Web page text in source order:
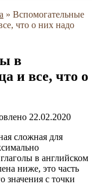
» Вспомогательные
что о них надо
в
и все, что о
22.02.2020
сложная для
в английском
ниже, это часть
значения с точки